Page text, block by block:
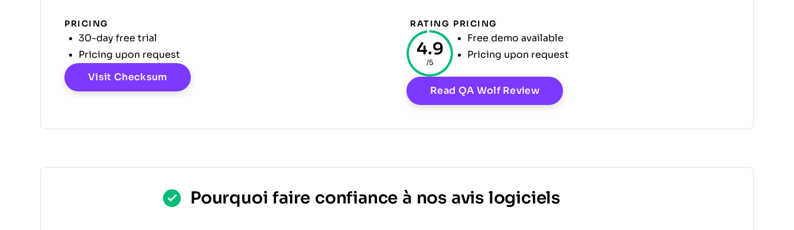
PRICING
30-day free trial
Pricing upon request
Visit Checksum Opens New Window
RATING
4.9
/5
PRICING
Free demo available
Pricing upon request
Read QA Wolf ReviewOpens New Window
Pourquoi faire confiance à nos avis logiciels